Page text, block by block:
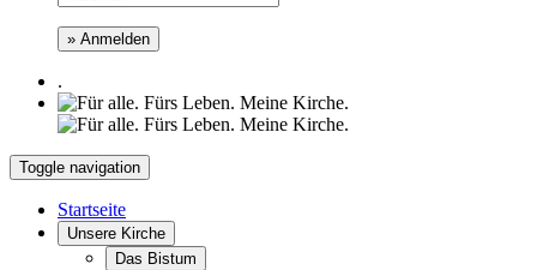
» Anmelden
.
Toggle navigation
Startseite
Unsere Kirche
Das Bistum